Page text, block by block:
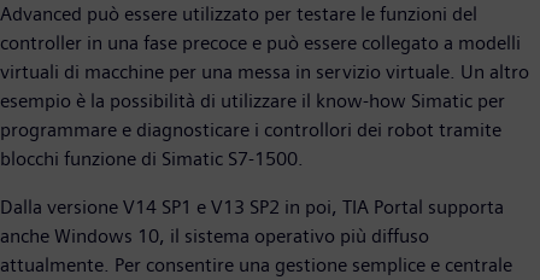
Advanced può essere utilizzato per testare le funzioni del
controller in una fase precoce e può essere collegato a modelli
virtuali di macchine per una messa in servizio virtuale. Un altro
esempio è la possibilità di utilizzare il know-how Simatic per
programmare e diagnosticare i controllori dei robot tramite
blocchi funzione di Simatic S7-1500.
Dalla versione V14 SP1 e V13 SP2 in poi, TIA Portal supporta
anche Windows 10, il sistema operativo più diffuso
attualmente. Per consentire una gestione semplice e centrale